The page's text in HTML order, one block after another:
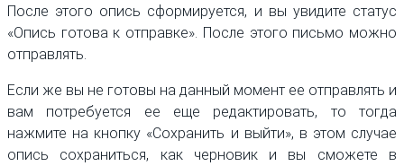
После этого опись сформируется, и вы увидите статус
«Опись готова к отправке». После этого письмо можно
отправлять.
Если же вы не готовы на данный момент ее отправлять и
вам потребуется ее еще редактировать, то тогда
нажмите на кнопку «Сохранить и выйти», в этом случае
опись сохраниться, как черновик и вы сможете в